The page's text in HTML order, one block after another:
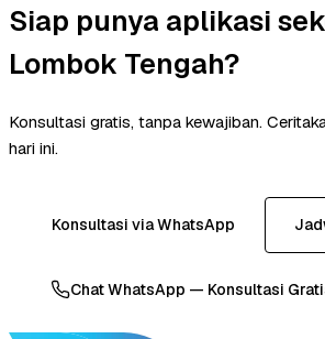
Siap punya aplikasi
Lombok Tengah?
Konsultasi gratis, tanpa kewajiban.
hari ini.
Konsultasi via WhatsApp
Chat WhatsApp — Konsultasi